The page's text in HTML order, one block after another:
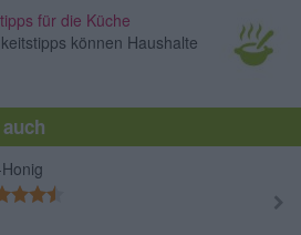
für die Küche
können Haushalte